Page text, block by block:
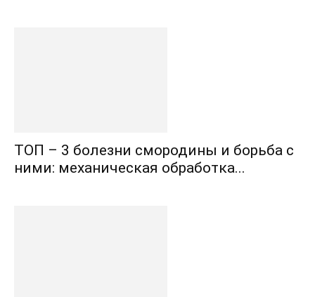
ТОП – 3 болезни смородины и борьба с
ними: механическая обработка...